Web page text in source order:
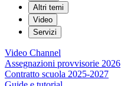
Altri temi
Video
Servizi
Video Channel
Assegnazioni provvisorie 2026
Contratto scuola 2025-2027